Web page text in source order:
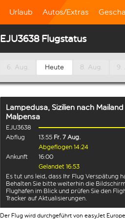
Urlaub Autos/Extras
EJU3638 Flugstatus
6. Aug. Heute 8. Aug. 9.
Lampedusa, Sizilien nach Mailand
Malpensa
EJU3638
Abflug
13:55 Fr. 7 Aug.
Abgeflogen 14:24
Ankunft
16:00
Gelandet 16:53
Es tut uns leid, dass Ihr Flug Verspätung
Behalten Sie bitte weiterhin die
Flughafen im Blick und prüfen Sie den
Tracker auf Aktualisierungen.
Der Flug wird durchgeführt von easyJet Europe